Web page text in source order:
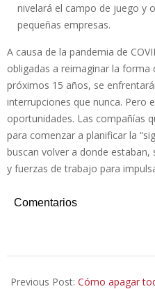
nivelará el campo de juego y
pequeñas empresas.
A causa de la pandemia de
obligadas a reimaginar la forma
próximos 15 años, se
interrupciones que nunca. Pero
oportunidades. Las compañías
para comenzar a planificar la
buscan volver a donde
y fuerzas de trabajo para
Comentarios
10-
Previous Post: Cómo apagar